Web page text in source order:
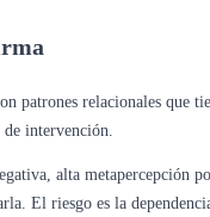
patrones relacionales que
intervención.
alta metapercepción
El riesgo es la